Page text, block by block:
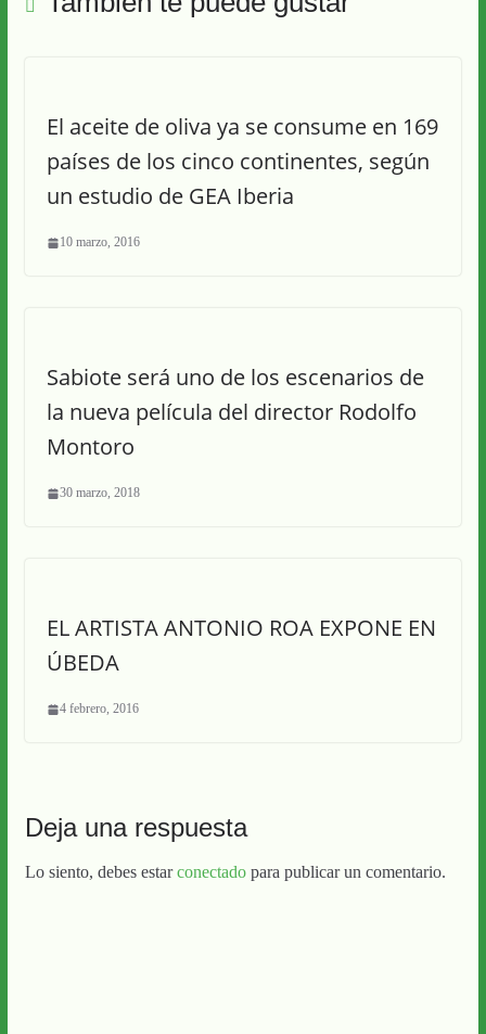
El aceite de oliva ya se consume en 169
países de los cinco continentes, según
un estudio de GEA Iberia
10 marzo, 2016
Sabiote será uno de los escenarios de
la nueva película del director Rodolfo
Montoro
30 marzo, 2018
EL ARTISTA ANTONIO ROA EXPONE EN
ÚBEDA
4 febrero, 2016
Deja una respuesta
Lo siento, debes estarconectadopara publicar un comentario.